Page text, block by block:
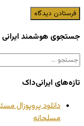
جستجوی هوشمند
جستجو
تازه‌های ایرانی‌داک
دانلود پروپوزال
مسلحانه